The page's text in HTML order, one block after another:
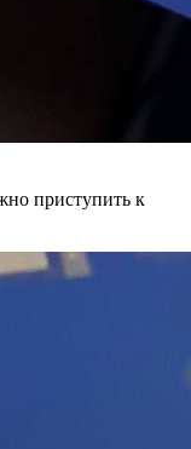
приступить к